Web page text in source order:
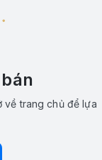
về trang chủ để lựa